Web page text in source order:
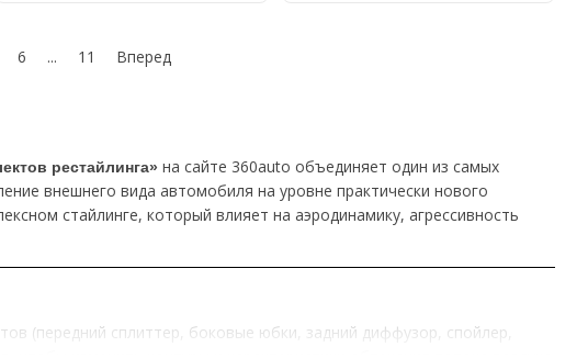
6 ... 11 Вперед
рестайлинга» на сайте 360auto объединяет один из самых
внешнего вида автомобиля на уровне практически нового
стайлинге, который влияет на аэродинамику, агрессивность
(передний сплиттер, боковые юбки, задний диффузор, спойлер,